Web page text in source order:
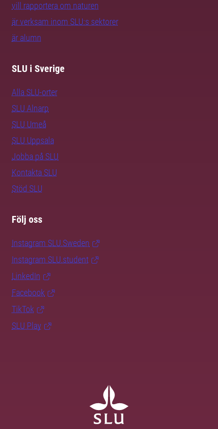
vill rapportera om naturen
är verksam inom SLU:s sektorer
är alumn
SLU i Sverige
Alla SLU-orter
SLU Alnarp
SLU Umeå
SLU Uppsala
Jobba på SLU
Kontakta SLU
Stöd SLU
Följ oss
Instagram SLU.Sweden
Instagram SLU.student
LinkedIn
Facebook
TikTok
SLU Play